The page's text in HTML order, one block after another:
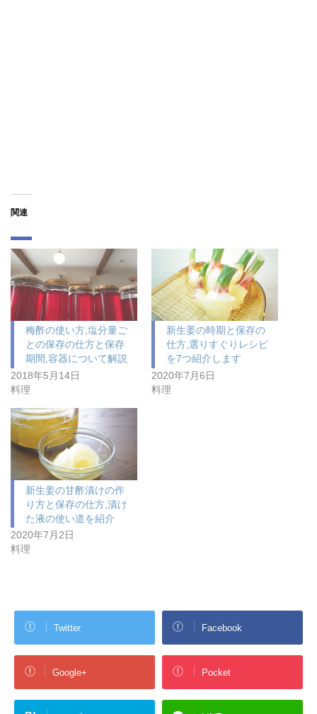
関連
梅酢の使い方,塩分量ご
との保存の仕方と保存
期間,容器について解説
2018年5月14日
料理
新生姜の時期と保存の
仕方,選りすぐりレシピ
を7つ紹介します
2020年7月6日
料理
新生姜の甘酢漬けの作
り方と保存の仕方,漬け
た液の使い道を紹介
2020年7月2日
料理
Twitter Facebook
Google+ Pocket